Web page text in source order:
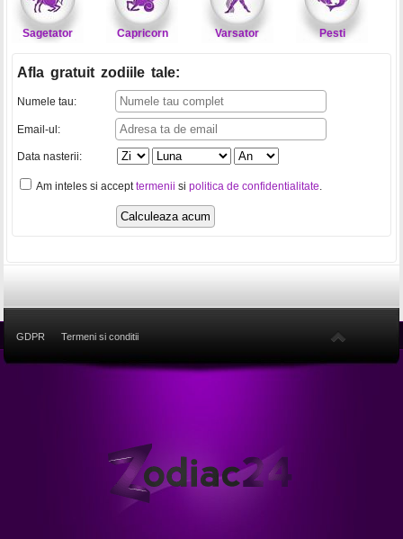
Sagetator Capricorn Varsator Pesti
Afla gratuit zodiile tale:
Numele tau:
Email-ul:
Data nasterii:
Am inteles si accepttermenii si politica de confidentialitate.
GDPR Termeni si conditii